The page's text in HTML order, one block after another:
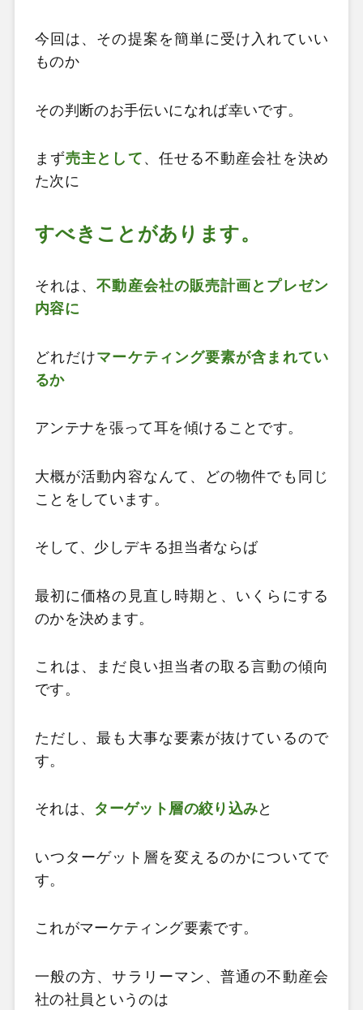
今回は、その提案を簡単に受け入れていい
ものか
その判断のお手伝いになれば幸いです。
まず売主として 、任せる不動産会社を決め
た次に
すべきことがあります。
それは、不動産会社の販売計画とプレゼン
内容に
どれだけマーケティング要素が含まれてい
るか
アンテナを張って耳を傾けることです。
大概が活動内容なんて、どの物件でも同じ
ことをしています。
そして、少しデキる担当者ならば
最初に価格の見直し時期と、いくらにする
のかを決めます。
これは、まだ良い担当者の取る言動の傾向
です。
ただし、最も大事な要素が抜けているので
す。
それは、 ターゲット層の絞り込みと
いつターゲット層を変えるのかについてで
す。
これがマーケティング要素です。
一般の方、サラリーマン、普通の不動産会
社の社員というのは